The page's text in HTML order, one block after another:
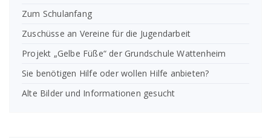
Zum Schulanfang
Zuschüsse an Vereine für die Jugendarbeit
Projekt „Gelbe Füße“ der Grundschule Wattenheim
Sie benötigen Hilfe oder wollen Hilfe anbieten?
Alte Bilder und Informationen gesucht